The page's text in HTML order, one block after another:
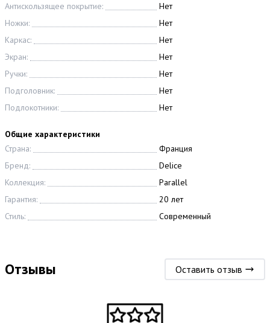
Антискользящее покрытие:
Нет
Ножки:
Нет
Каркас:
Нет
Экран:
Нет
Ручки:
Нет
Подголовник:
Нет
Подлокотники:
Нет
Общие характеристики
Страна:
Франция
Бренд:
Delice
Коллекция:
Parallel
Гарантия:
20 лет
Стиль:
Современный
Отзывы Оставить отзыв